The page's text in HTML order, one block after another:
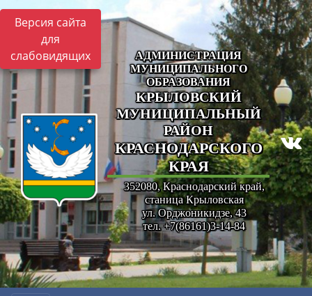
Версия сайта
для
слабовидящих
АДМИНИСТРАЦИЯ
МУНИЦИПАЛЬНОГО
ОБРАЗОВАНИЯ
КРЫЛОВСКИЙ
МУНИЦИПАЛЬНЫЙ
РАЙОН
КРАСНОДАРСКОГО
КРАЯ
352080, Краснодарский край,
станица Крыловская
ул. Орджоникидзе, 43
тел. +7(86161)3-14-84